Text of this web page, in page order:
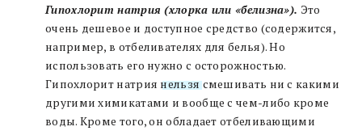
Гипохлорит натрия (хлорка или «белизна»). Это
очень дешевое и доступное средство (содержится,
например, в отбеливателях для белья). Но
использовать его нужно с осторожностью.
Гипохлорит натрия нельзясмешивать ни с какими
другими химикатами и вообще с чем-либо кроме
воды. Кроме того, он обладает отбеливающими